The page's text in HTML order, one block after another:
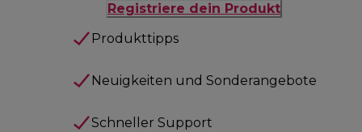
Registriere dein Produkt
Produkttipps
Neuigkeiten und Sonderangebote
Schneller Support